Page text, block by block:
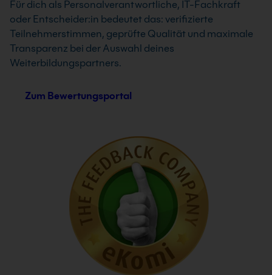
Für dich als Personalverantwortliche, IT-Fachkraft
oder Entscheider:in bedeutet das: verifizierte
Teilnehmerstimmen, geprüfte Qualität und maximale
Transparenz bei der Auswahl deines
Weiterbildungspartners.
Zum Bewertungsportal